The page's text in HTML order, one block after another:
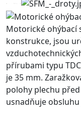
Motorické ohýbací
konstrukce, jsou
přírubami typu
je 35 mm.
polohy plechu
usnadňuje